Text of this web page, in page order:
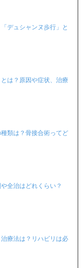
デュシャンヌ歩行」と
は？原因や症状、治療
類は？骨接合術ってど
全治はどれくらい？
治療法は？リハビリは必